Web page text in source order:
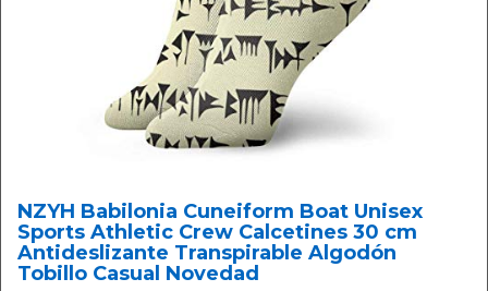
NZYH Babilonia Cuneiform Boat Unisex
Sports Athletic Crew Calcetines 30 cm
Antideslizante Transpirable Algodón
Tobillo Casual Novedad